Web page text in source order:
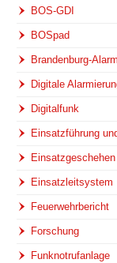
BOS-GDI
BOSpad
Brandenburg-Alarm
Digitale
Digitalfunk
Einsatzführung
Einsatzgeschehen
Einsatzleitsystem
Feuerwehrbericht
Forschung
Funknotrufanlage